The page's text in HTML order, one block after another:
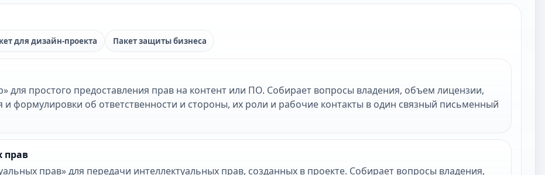
для дизайн-проекта Пакет защиты бизнеса
для простого предоставления прав на контент или ПО. Собирает вопросы владения, объем лицензии,
формулировки об ответственности и стороны, их роли и рабочие контакты в один связный письменный
прав
прав» для передачи интеллектуальных прав, созданных в проекте. Собирает вопросы владения,